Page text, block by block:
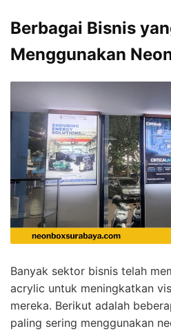
Berbagai Bisnis
Menggunakan
Banyak sektor bisnis telah
acrylic untuk meningkatkan
mereka. Berikut adalah
paling sering menggunakan